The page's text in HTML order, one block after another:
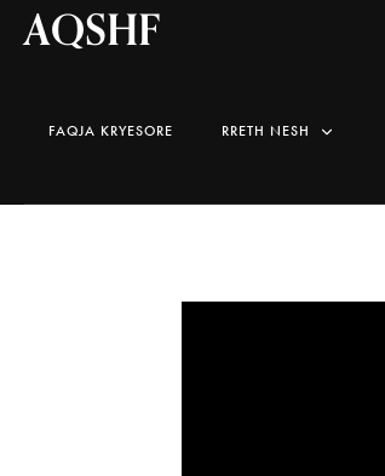
AQSHF
FAQJA KRYESORE RRETH NESH